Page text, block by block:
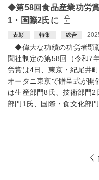
◆第58回食品産業功労
1・国際2氏に
表彰 特集 総合
◆偉大な功績の功労者
聞社制定の第58回（令和7
労賞は4日、東京・紀尾井
オータニ東京で贈呈式が開
は生産部門8氏、技術部門
部門1氏、国際・食文化部